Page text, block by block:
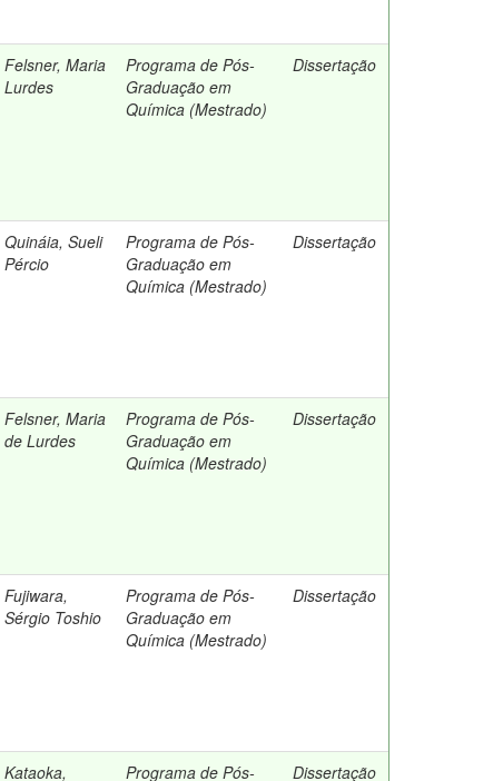
Felsner, Maria
Lurdes
Programa de Pós-
Graduação em
Química (Mestrado)
Dissertação
Quináia, Sueli
Pércio
Programa de Pós-
Graduação em
Química (Mestrado)
Dissertação
Felsner, Maria
de Lurdes
Programa de Pós-
Graduação em
Química (Mestrado)
Dissertação
Fujiwara,
Sérgio Toshio
Programa de Pós-
Graduação em
Química (Mestrado)
Dissertação
Kataoka,
Programa de Pós-
Dissertação